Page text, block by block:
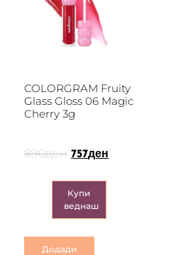
COLORGRAM Fruity
Glass Gloss 06 Magic
Cherry 3g
890ден 757ден
Купи
веднаш
Додади